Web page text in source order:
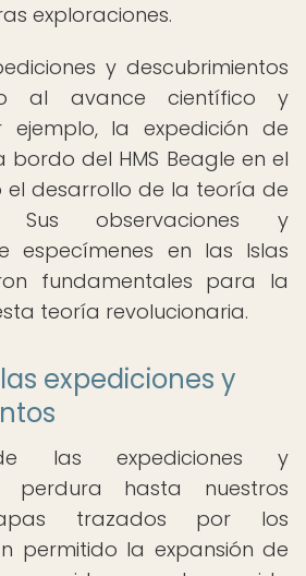
exploraciones.
y descubrimientos
al avance científico y
ejemplo, la expedición de
bordo del HMS Beagle en el
el desarrollo de la teoría de
Sus observaciones y
especímenes en las Islas
fundamentales para la
teoría revolucionaria.
expediciones y
las expediciones y
perdura hasta nuestros
trazados por los
permitido la expansión de